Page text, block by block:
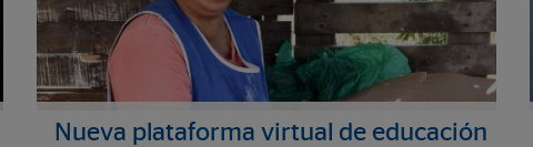
Nueva plataforma virtual de educación